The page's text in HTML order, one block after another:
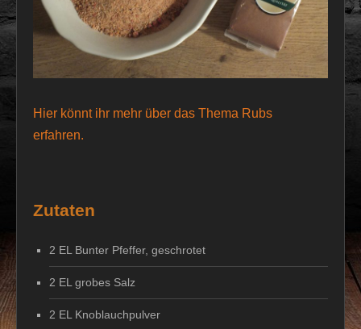
Hier könnt ihr mehr über das Thema Rubs
erfahren.
Zutaten
2 EL Bunter Pfeffer, geschrotet
2 EL grobes Salz
2 EL Knoblauchpulver